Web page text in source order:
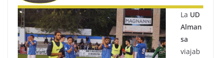
La UD
Alman
sa
viajab